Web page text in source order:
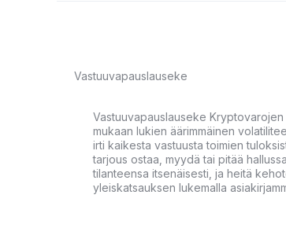
Vastuuvapauslauseke
Vastuuvapauslauseke
mukaan lukien äärimmäinen
irti kaikesta vastuusta toimien
tarjous ostaa, myydä tai pitää
tilanteensa itsenäisesti, ja heitä
yleiskatsauksen lukemalla